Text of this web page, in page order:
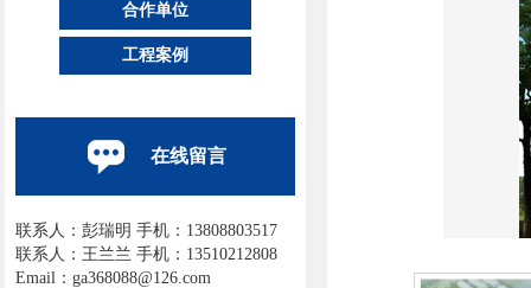
合作单位
工程案例
在线留言
联系人：彭瑞明 手机：13808803517
联系人：王兰兰 手机：13510212808
Email：ga368088@126.com